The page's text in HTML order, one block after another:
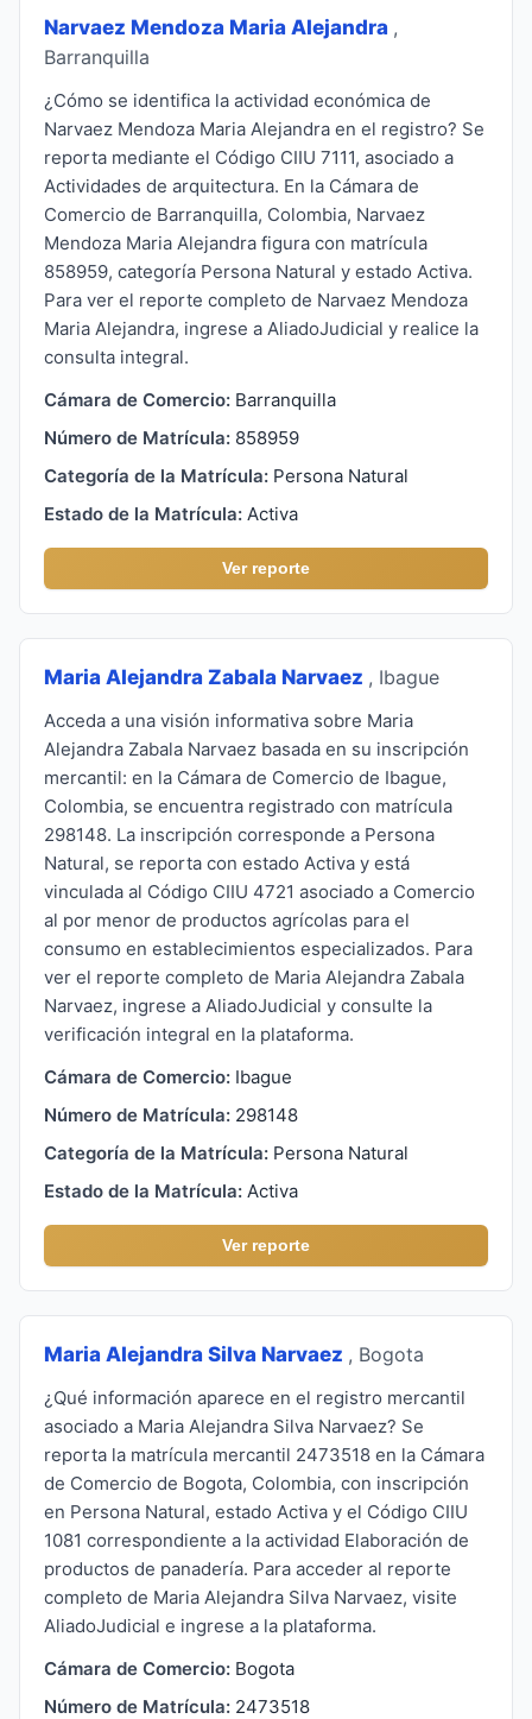
Narvaez Mendoza Maria Alejandra ,
Barranquilla
¿Cómo se identifica la actividad económica de
Narvaez Mendoza Maria Alejandra en el registro? Se
reporta mediante el Código CIIU 7111, asociado a
Actividades de arquitectura. En la Cámara de
Comercio de Barranquilla, Colombia, Narvaez
Mendoza Maria Alejandra figura con matrícula
858959, categoría Persona Natural y estado Activa.
Para ver el reporte completo de Narvaez Mendoza
Maria Alejandra, ingrese a AliadoJudicial y realice la
consulta integral.
Cámara de Comercio: Barranquilla
Número de Matrícula: 858959
Categoría de la Matrícula: Persona Natural
Estado de la Matrícula: Activa
Ver reporte
Maria Alejandra Zabala Narvaez , Ibague
Acceda a una visión informativa sobre Maria
Alejandra Zabala Narvaez basada en su inscripción
mercantil: en la Cámara de Comercio de Ibague,
Colombia, se encuentra registrado con matrícula
298148. La inscripción corresponde a Persona
Natural, se reporta con estado Activa y está
vinculada al Código CIIU 4721 asociado a Comercio
al por menor de productos agrícolas para el
consumo en establecimientos especializados. Para
ver el reporte completo de Maria Alejandra Zabala
Narvaez, ingrese a AliadoJudicial y consulte la
verificación integral en la plataforma.
Cámara de Comercio: Ibague
Número de Matrícula: 298148
Categoría de la Matrícula: Persona Natural
Estado de la Matrícula: Activa
Ver reporte
Maria Alejandra Silva Narvaez , Bogota
¿Qué información aparece en el registro mercantil
asociado a Maria Alejandra Silva Narvaez? Se
reporta la matrícula mercantil 2473518 en la Cámara
de Comercio de Bogota, Colombia, con inscripción
en Persona Natural, estado Activa y el Código CIIU
1081 correspondiente a la actividad Elaboración de
productos de panadería. Para acceder al reporte
completo de Maria Alejandra Silva Narvaez, visite
AliadoJudicial e ingrese a la plataforma.
Cámara de Comercio: Bogota
Número de Matrícula: 2473518